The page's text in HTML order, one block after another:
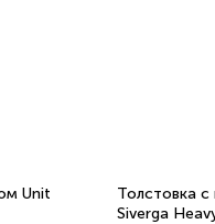
Unit
Толстовка
Siverga